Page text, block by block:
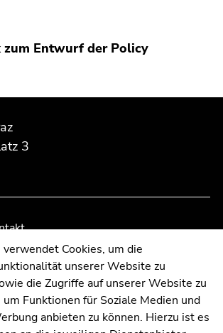
zum Entwurf der Policy
3
und Öffentlichkeitsarbeit
Cookies, um die
unserer Website zu
die Zugriffe auf unserer Website zu
Funktionen für Soziale Medien und
anbieten zu können. Hierzu ist es